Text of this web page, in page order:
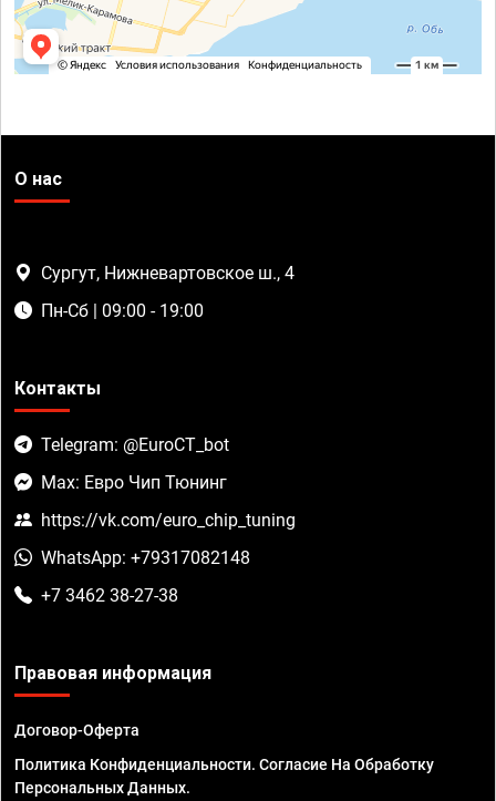
О нас
Сургут, Нижневартовское ш., 4
Пн-Сб | 09:00 - 19:00
Контакты
Telegram: @EuroCT_bot
Max: Евро Чип Тюнинг
https://vk.com/euro_chip_tuning
WhatsApp: +79317082148
+7 3462 38-27-38
Правовая информация
Договор-Оферта
Политика Конфиденциальности. Согласие На Обработку
Персональных Данных.